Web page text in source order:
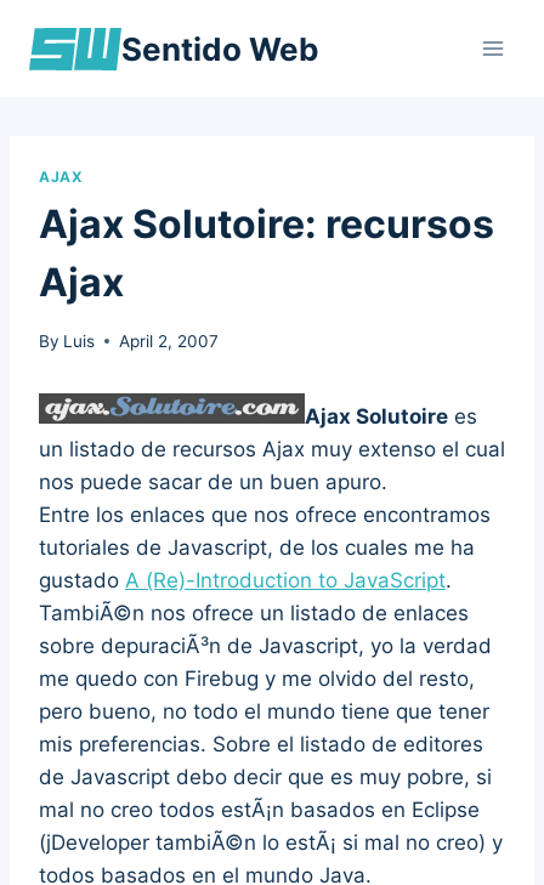
Sentido Web
AJAX
Ajax Solutoire: recursos
Ajax
By Luis April 2, 2007
Ajax Solutoire es
un listado de recursos Ajax muy extenso el cual
nos puede sacar de un buen apuro.
Entre los enlaces que nos ofrece encontramos
tutoriales de Javascript, de los cuales me ha
gustado A (Re)-Introduction to JavaScript.
TambiÃ©n nos ofrece un listado de enlaces
sobre depuraciÃ³n de Javascript, yo la verdad
me quedo con Firebug y me olvido del resto,
pero bueno, no todo el mundo tiene que tener
mis preferencias. Sobre el listado de editores
de Javascript debo decir que es muy pobre, si
mal no creo todos estÃ¡n basados en Eclipse
(jDeveloper tambiÃ©n lo estÃ¡ si mal no creo) y
todos basados en el mundo Java.